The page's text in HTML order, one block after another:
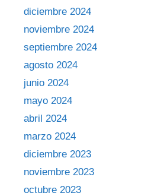
diciembre 2024
noviembre 2024
septiembre 2024
agosto 2024
junio 2024
mayo 2024
abril 2024
marzo 2024
diciembre 2023
noviembre 2023
octubre 2023